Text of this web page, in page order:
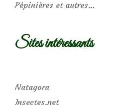
Pépinières et autres…
Sites intéressants
Natagora
Insectes.net